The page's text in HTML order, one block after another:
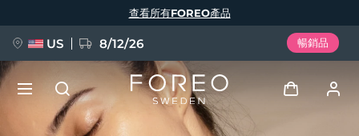
查看所有FOREO產品
US 8/12/26 暢銷品